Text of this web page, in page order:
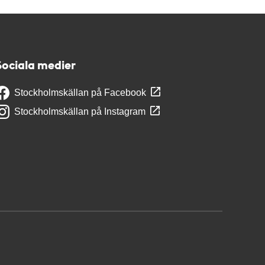
medier
Stockholmskällan på Facebook
Stockholmskällan på Instagram